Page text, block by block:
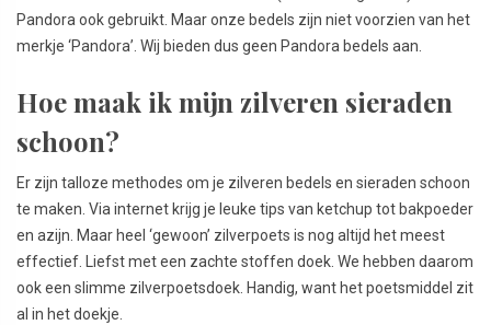
Pandora ook gebruikt. Maar onze bedels zijn niet voorzien van het
merkje ‘Pandora’. Wij bieden dus geen Pandora bedels aan.
Hoe maak ik mijn zilveren sieraden
schoon?
Er zijn talloze methodes om je zilveren bedels en sieraden schoon
te maken. Via internet krijg je leuke tips van ketchup tot bakpoeder
en azijn. Maar heel ‘gewoon’ zilverpoets is nog altijd het meest
effectief. Liefst met een zachte stoffen doek. We hebben daarom
ook een slimme zilverpoetsdoek. Handig, want het poetsmiddel zit
al in het doekje.